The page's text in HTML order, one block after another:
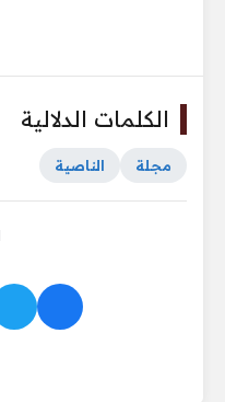
الكلمات الدلالية
مجلة الناصية